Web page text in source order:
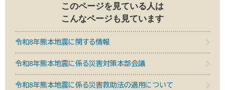
このページを見ている人は
こんなページも見ています
令和8年熊本地震に関する情報
令和8年熊本地震に係る災害対策本部会議
令和8年熊本地震に係る災害救助法の適用について